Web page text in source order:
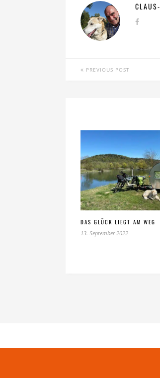
PREVIOUS POST
DAS GLÜCK LIEGT AM WEG
13. September 2022